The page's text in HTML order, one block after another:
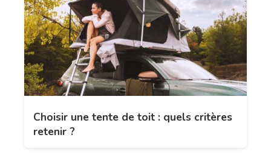
Choisir une tente de toit : quels critères
retenir ?